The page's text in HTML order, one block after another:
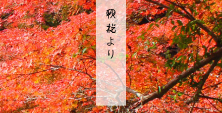
秋の花だより